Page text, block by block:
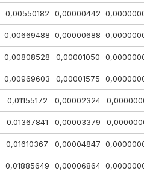
0,00550182 0,00000442
0,00669488 0,00000688
0,00808528 0,00001050
0,00969603 0,00001575
0,01155172 0,00002324 0,00000001
0.01367841 0,00003379 0,00000001
0,01610367 0,00004847
0,01885649 0,00006864